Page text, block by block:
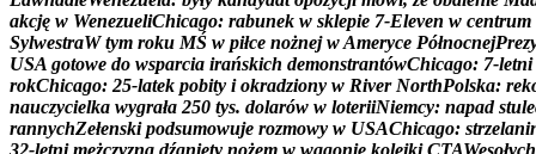
akcję w WenezueliChicago: rabunek w sklepie 7-Eleven w centrum
SylwestraW tym roku MŚ w piłce nożnej wAmeryce PółnocnejPrez
USA gotowe do wsparcia irańskich demonstrantówChicago: 7-letni
rokChicago: 25-latek pobity i okradziony w River NorthPolska: rek
nauczycielka wygrała 250 tys. dolarów w loteriiNiemcy: napad stule
rannychZełenski podsumowuje rozmowy w USAChicago: strzelani
32-letni mężczyzna dźgnięty nożem w wagonie kolejki CTAWesołych